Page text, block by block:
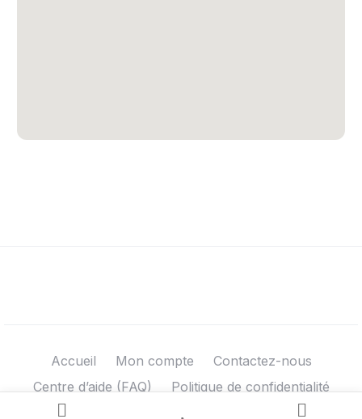
Accueil Mon compte
Contactez-nous
Centre d’aide (FAQ)
Politique de confidentialité